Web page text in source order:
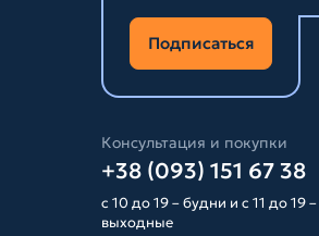
Подписаться
Консультация и покупки
+38 (093) 151 67 38
с 10 до 19 – будни и с 11 до 19 –
выходные